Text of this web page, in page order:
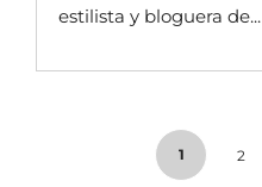
estilista y bloguera de...
1 2